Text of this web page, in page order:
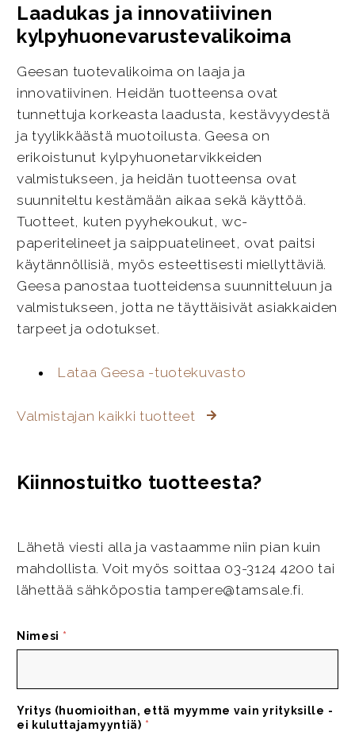
Laadukas ja innovatiivinen
kylpyhuonevarustevalikoima
Geesan tuotevalikoima on laaja ja
innovatiivinen. Heidän tuotteensa ovat
tunnettuja korkeasta laadusta, kestävyydestä
ja tyylikkäästä muotoilusta. Geesa on
erikoistunut kylpyhuonetarvikkeiden
valmistukseen, ja heidän tuotteensa ovat
suunniteltu kestämään aikaa sekä käyttöä.
Tuotteet, kuten pyyhekoukut, wc-
paperitelineet ja saippuatelineet, ovat paitsi
käytännöllisiä, myös esteettisesti miellyttäviä.
Geesa panostaa tuotteidensa suunnitteluun ja
valmistukseen, jotta ne täyttäisivät asiakkaiden
tarpeet ja odotukset.
Lataa Geesa -tuotekuvasto
Valmistajan kaikki tuotteet
Kiinnostuitko tuotteesta?
Lähetä viesti alla ja vastaamme niin pian kuin
mahdollista. Voit myös soittaa 03-3124 4200 tai
lähettää sähköpostia tampere@tamsale.fi.
Nimesi *
Yritys (huomioithan, että myymme vain yrityksille -
ei kuluttajamyyntiä) *